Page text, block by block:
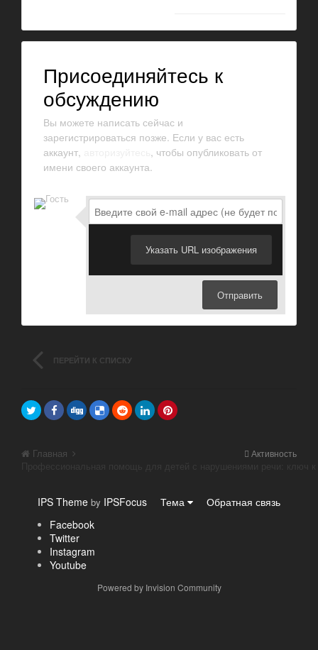
Присоединяйтесь к
обсуждению
Вы можете написать сейчас и
зарегистрироваться позже. Если у вас есть
аккаунт,
, чтобы опубликовать от
имени своего аккаунта.
Указать URL изображения
Отправить
ПЕРЕЙТИ К СПИСКУ
Активность
Главная
IPS Theme by IPSFocus Тема
Обратная связь
Facebook
Twitter
Instagram
Youtube
Powered by Invision Community